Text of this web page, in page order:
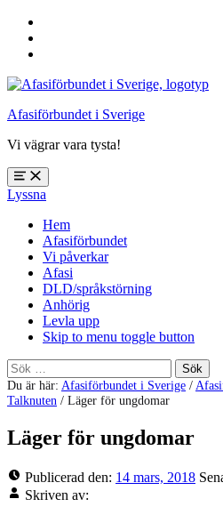
sidfoten
Afasiförbundet i Sverige
Vi vägrar vara tysta!
Öppna
meny:
%s
Lyssna
Hem
Afasiförbundet
Vi påverkar
Afasi
DLD/språkstörning
Anhörig
Levla upp
Skip to menu toggle button
Sök
efter:
Du är här: Afasiförbundet i Sverige /
Talknuten / Läger för ungdomar
Läger för ungdomar
Publicerad den: 14 mars, 2018
Skriven av: